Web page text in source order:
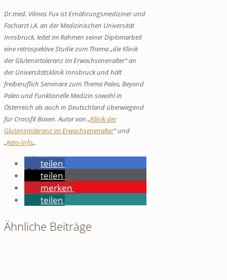
Dr.med. Vilmos Fux ist Ernährungsmediziner und
Facharzt i.A. an der Medizinischen Universität
Innsbruck, leitet im Rahmen seiner Diplomarbeit
eine retrospektive Studie zum Thema „die Klinik
der Glutenintoleranz im Erwachsenenalter“ an
der Universitätsklinik Innsbruck und hält
freiberuflich Seminare zum Thema Paleo, Beyond
Paleo und Funktionelle Medizin sowohl in
Österreich als auch in Deutschland überwiegend
für Crossfit Boxen. Autor von „Klinik der
Glutenintoleranz im Erwachsenenalter“ und
„Keto-Info„.
teilen
teilen
merken
teilen
Ähnliche Beiträge